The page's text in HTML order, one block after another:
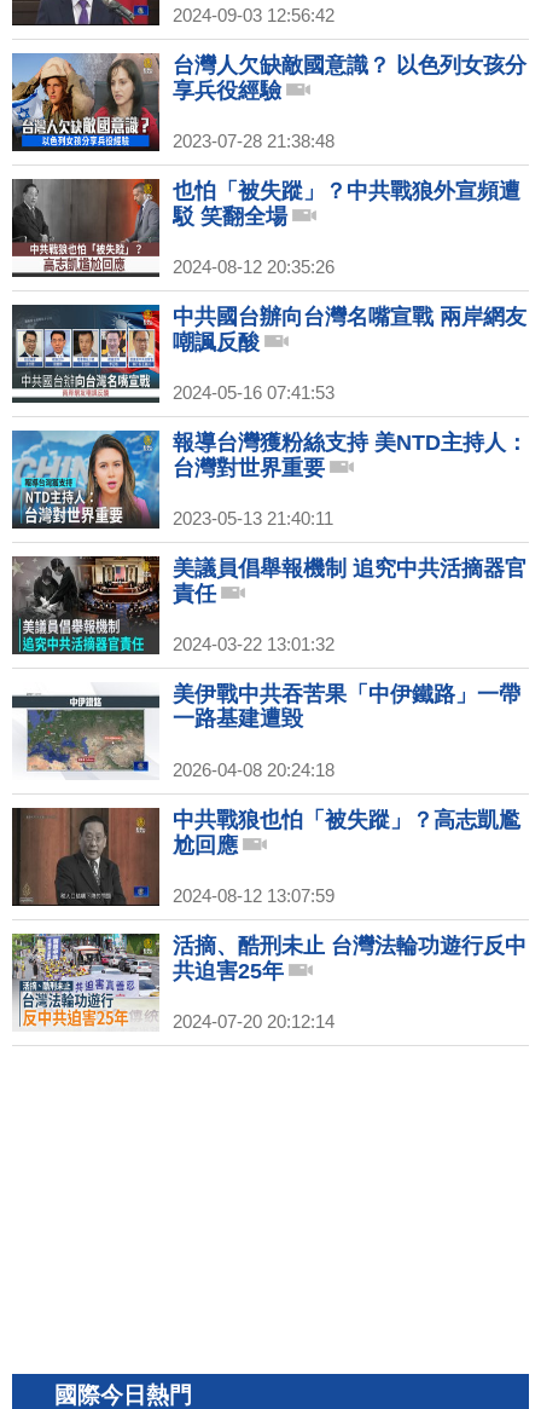
2024-09-03 12:56:42
台灣人欠缺敵國意識？ 以色列女孩分
享兵役經驗
2023-07-28 21:38:48
也怕「被失蹤」？中共戰狼外宣頻遭
駁 笑翻全場
2024-08-12 20:35:26
中共國台辦向台灣名嘴宣戰 兩岸網友
嘲諷反酸
2024-05-16 07:41:53
報導台灣獲粉絲支持 美NTD主持人：
台灣對世界重要
2023-05-13 21:40:11
美議員倡舉報機制 追究中共活摘器官
責任
2024-03-22 13:01:32
美伊戰中共吞苦果「中伊鐵路」一帶
一路基建遭毀
2026-04-08 20:24:18
中共戰狼也怕「被失蹤」？高志凱尷
尬回應
2024-08-12 13:07:59
活摘、酷刑未止 台灣法輪功遊行反中
共迫害25年
2024-07-20 20:12:14
國際今日熱門